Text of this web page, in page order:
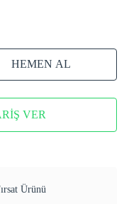
HEMEN AL
VER
Ürünü